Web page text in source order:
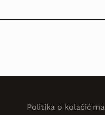
Politika o kolačićima